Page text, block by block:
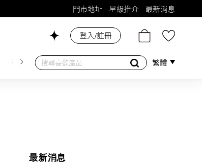
門市地址 星級推介 最新消息
香水香薰 個人護理 母嬰護理 遊戲及精品
登入/註冊
繁體
最新消息